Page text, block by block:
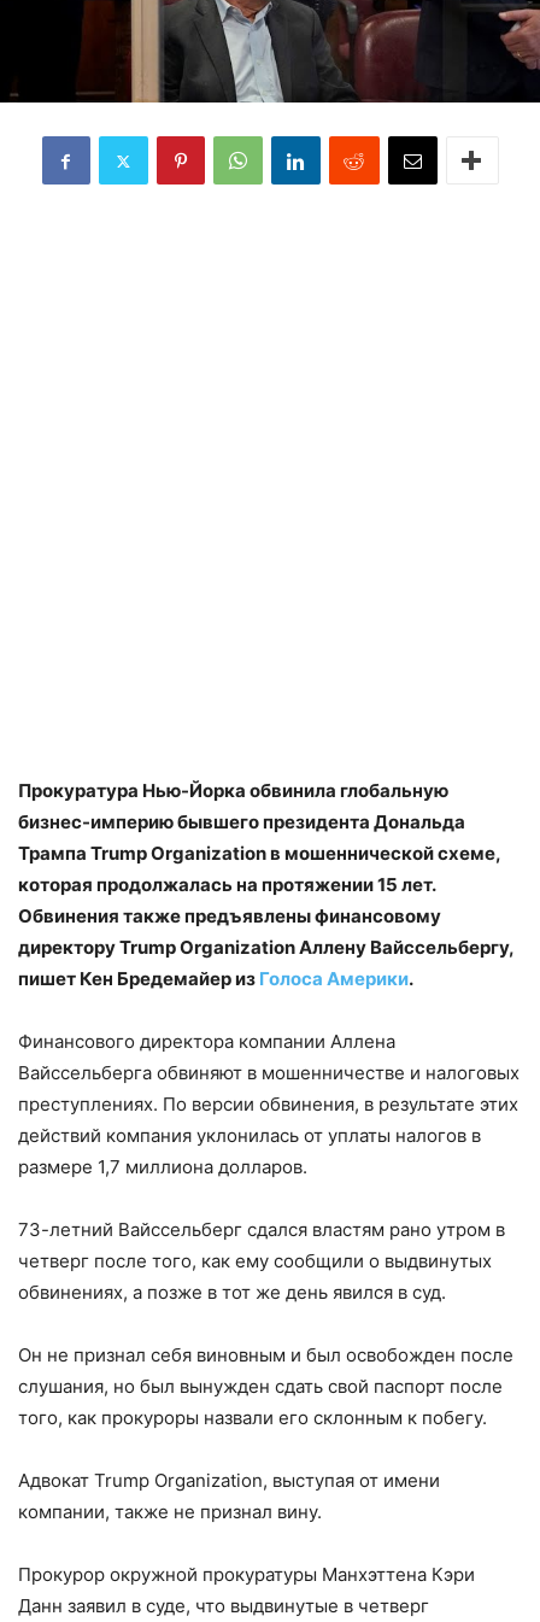
Прокуратура Нью-Йорка обвинила глобальную
бизнес-империю бывшего президента Дональда
Трампа Trump Organization в мошеннической схеме,
которая продолжалась на протяжении 15 лет.
Обвинения также предъявлены финансовому
директору Trump Organization Аллену Вайссельбергу,
пишет Кен Бредемайер из Голоса Америки.
Финансового директора компании Аллена
Вайссельберга обвиняют в мошенничестве и налоговых
преступлениях. По версии обвинения, в результате этих
действий компания уклонилась от уплаты налогов в
размере 1,7 миллиона долларов.
73-летний Вайссельберг сдался властям рано утром в
четверг после того, как ему сообщили о выдвинутых
обвинениях, а позже в тот же день явился в суд.
Он не признал себя виновным и был освобожден после
слушания, но был вынужден сдать свой паспорт после
того, как прокуроры назвали его склонным к побегу.
Адвокат Trump Organization, выступая от имени
компании, также не признал вину.
Прокурор окружной прокуратуры Манхэттена Кэри
Данн заявил в суде, что выдвинутые в четверг